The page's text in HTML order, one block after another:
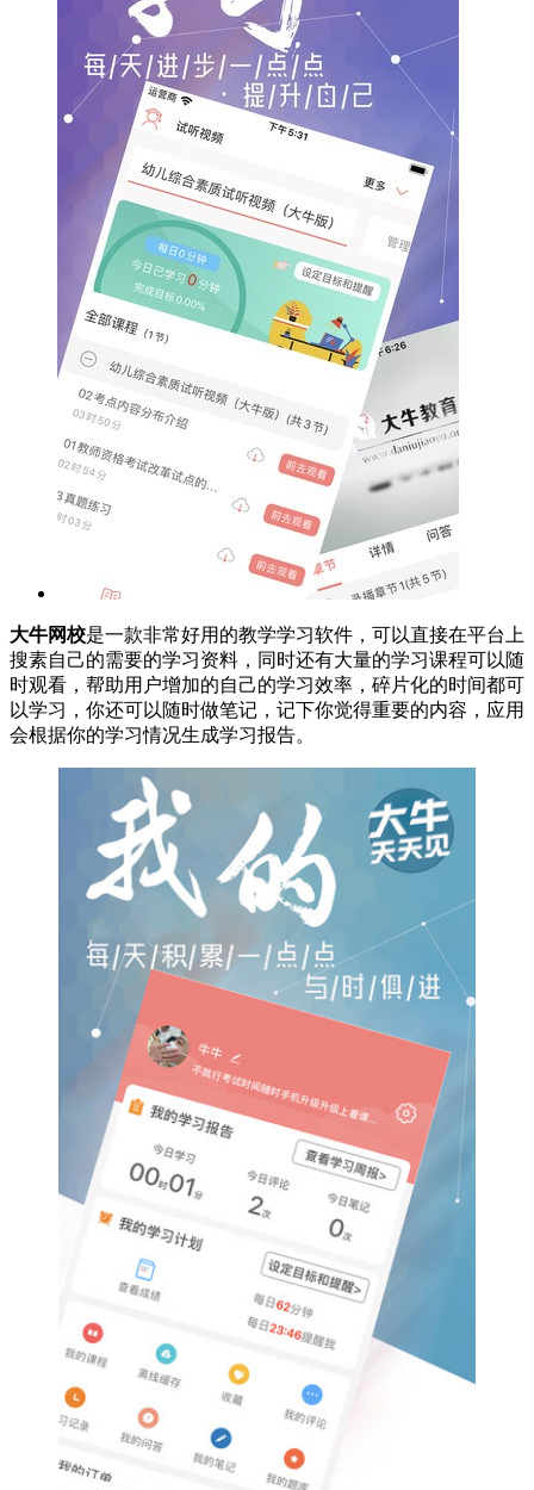
大牛网校是一款非常好用的教学学习软件，可以直接在平台上
搜素自己的需要的学习资料，同时还有大量的学习课程可以随
时观看，帮助用户增加的自己的学习效率，碎片化的时间都可
以学习，你还可以随时做笔记，记下你觉得重要的内容，应用
会根据你的学习情况生成学习报告。